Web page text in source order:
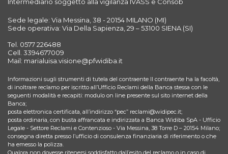
Sede legale: Via Messina, 38 - 20154 MILANO (MI)
Sede operativa: Via Della Sapienza, 29 – 53100 SIENA (SI)
Tel. 0577 226488
Cell. 3394677009
Mail: marialuisa.visione@pfwidiba.it
Informazioni sugli strumenti di tutela del contraente Il contraente ha la facoltà,
di inoltrare reclamo per iscritto all’Ufficio Reclami della Banca stessa con le
seguenti modalità e recapiti: modulo on line presente sul sito internet della
Banca;
posta elettronica certificata, all’indirizzo “pec” reclami@widipec.it;
posta ordinaria, con busta affrancata e indirizzata a Banca Widiba SpA - Ufficio
Legale - Settore Reclami e Contenzioso - Via Messina, 38 Torre D – 20154 Milano;
consegna diretta presso l’ufficio di consulenza finanziaria di riferimento o che
ha emesso la polizza.
Qualora non dovesse ritenersi soddisfatto dall’esito del reclamo o in caso di